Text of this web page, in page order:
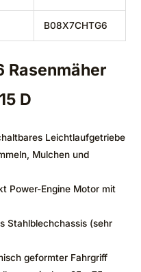
‎B08X7CHTG6
Rasenmäher
D
Leichtlaufgetriebe
Mulchen und
Power-Engine Motor mit
Stahlblechchassis (sehr
geformter Fahrgriff